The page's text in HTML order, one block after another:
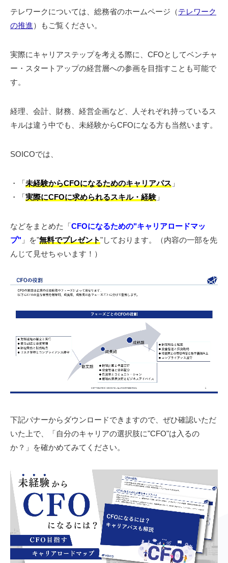
テレワークについては、総務省のホームページ（テレワーク
の推進）もご覧ください。
実際にキャリアステップを考える際に、CFOとしてベンチャ
ー・スタートアップの経営層への参画を目指すことも可能で
す。
経理、会計、財務、経営企画など、人それぞれ持っているス
キルは違う中でも、未経験からCFOになる方も当然います。
SOICOでは、
・「未経験からCFOになるためのキャリアパス 」
・「実際にCFOに求められるスキル・経験」
などをまとめた「CFOになるための"キャリアロードマッ
プ" 」を"無料でプレゼント"しております。（内容の一部を先
んじて見せちゃいます！）
下記バナーからダウンロードできますので、ぜひ確認いただ
いた上で、「自分のキャリアの選択肢に"CFO"は入るの
か？」を確かめてみてください。